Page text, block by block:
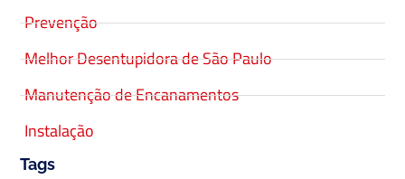
Prevenção
Melhor Desentupidora de São Paulo
Manutenção de Encanamentos
Instalação
Tags